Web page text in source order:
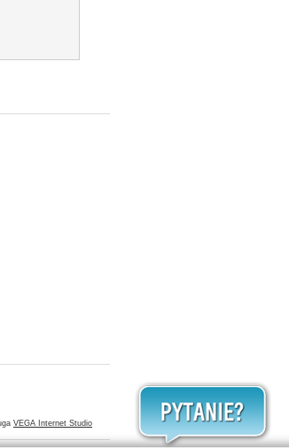
VEGA Internet Studio